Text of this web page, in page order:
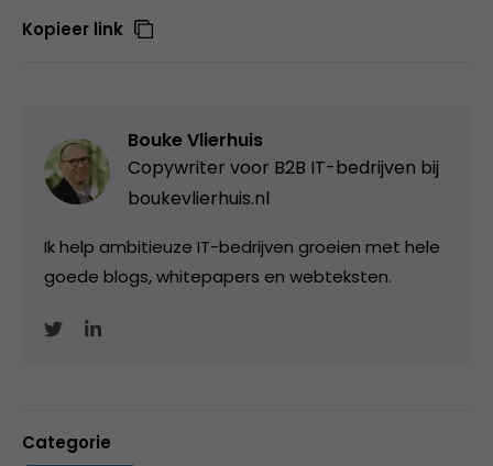
Kopieer link
Bouke Vlierhuis
Copywriter voor B2B IT-bedrijven bij
boukevlierhuis.nl
Ik help ambitieuze IT-bedrijven groeien met hele
goede blogs, whitepapers en webteksten.
Categorie